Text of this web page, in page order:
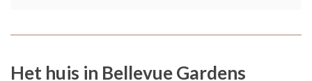
Het huis in Bellevue Gardens